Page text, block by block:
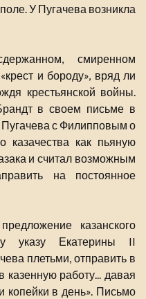
У Пугачева возникла
смиренном
и бороду», вряд ли
крестьянской войны.
в своем письме в
с Филипповым о
казачества как пьяную
и считал возможным
на постоянное
казанского
указу Екатерины II
плетьми, отправить в
казенную работу... давая
копейки в день». Письмо